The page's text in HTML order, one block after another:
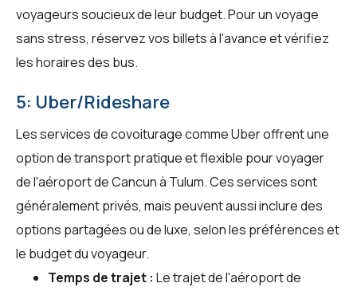
voyageurs soucieux de leur budget. Pour un voyage
sans stress, réservez vos billets à l'avance et vérifiez
les horaires des bus.
5: Uber/Rideshare
Les services de covoiturage comme Uber offrent une
option de transport pratique et flexible pour voyager
de l'aéroport de Cancun à Tulum. Ces services sont
généralement privés, mais peuvent aussi inclure des
options partagées ou de luxe, selon les préférences et
le budget du voyageur.
Temps de trajet : Le trajet de l'aéroport de